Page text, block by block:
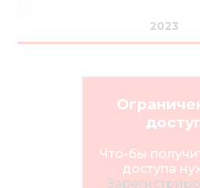
2023
Что-бы
доступа